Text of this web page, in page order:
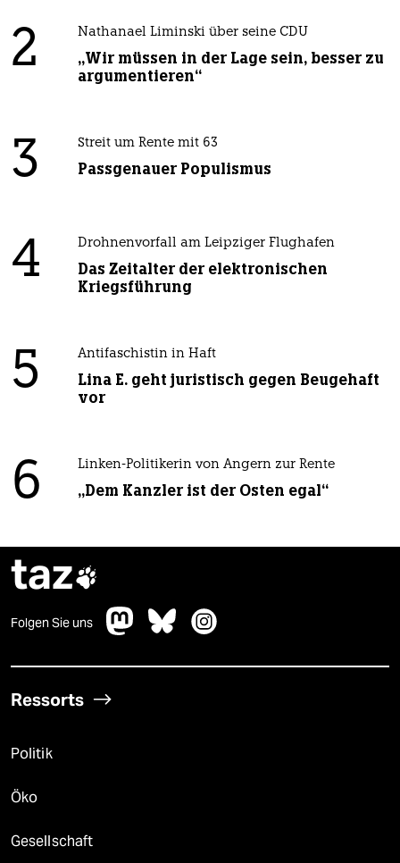
2 Nathanael Liminski über seine CDU
„Wir müssen in der Lage sein, besser zu
argumentieren“
3 Streit um Rente mit 63
Passgenauer Populismus
4 Drohnenvorfall am Leipziger Flughafen
Das Zeitalter der elektronischen
Kriegsführung
5 Antifaschistin in Haft
Lina E. geht juristisch gegen Beugehaft
vor
6 Linken-Politikerin von Angern zur Rente
„Dem Kanzler ist der Osten egal“
taz
Folgen Sie uns
Ressorts
Politik
Öko
Gesellschaft